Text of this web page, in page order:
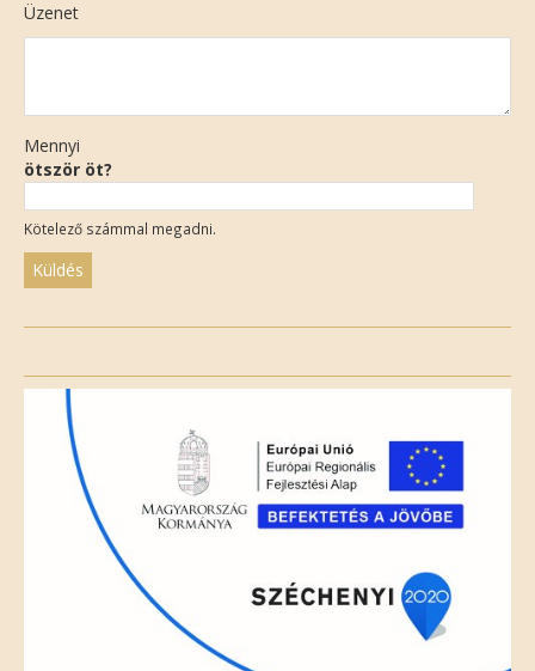
Üzenet
Mennyi
ötször öt?
Kötelező számmal megadni.
field
empty.